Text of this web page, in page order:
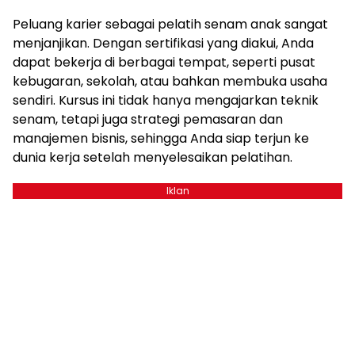
Peluang karier sebagai pelatih senam anak sangat
menjanjikan. Dengan sertifikasi yang diakui, Anda
dapat bekerja di berbagai tempat, seperti pusat
kebugaran, sekolah, atau bahkan membuka usaha
sendiri. Kursus ini tidak hanya mengajarkan teknik
senam, tetapi juga strategi pemasaran dan
manajemen bisnis, sehingga Anda siap terjun ke
dunia kerja setelah menyelesaikan pelatihan.
Iklan